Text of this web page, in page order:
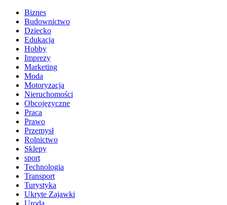
Biznes
Budownictwo
Dziecko
Edukacja
Hobby
Imprezy
Marketing
Moda
Motoryzacja
Nieruchomości
Obcojęzyczne
Praca
Prawo
Przemysł
Rolnictwo
Sklepy
sport
Technologia
Transport
Turystyka
Ukryte Zajawki
Uroda